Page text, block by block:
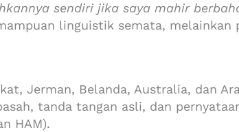
sendiri jika saya mahir
linguistik semata, melainkan
Jerman, Belanda, Australia, dan
tanda tangan asli, dan
HAM).